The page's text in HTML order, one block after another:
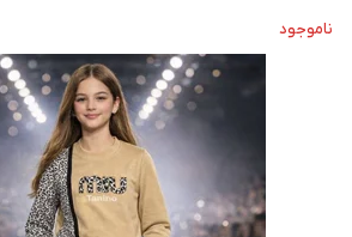
ناموجود